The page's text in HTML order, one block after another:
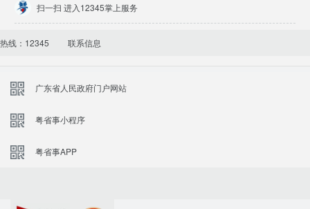
扫一扫 进入12345掌上服务
热线：12345 联系信息
广东省人民政府门户网站
粤省事小程序
粤省事APP